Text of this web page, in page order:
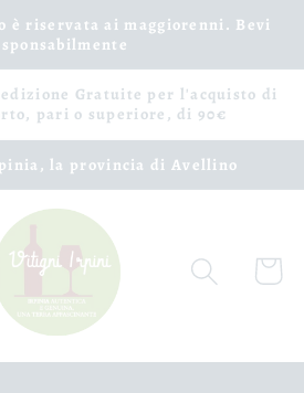
è riservata ai maggiorenni. Bevi
Gratuite per l'acquisto di
pari o superiore, di 90€
la provincia di Avellino
Carrello